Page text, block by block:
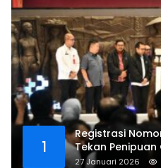
1
Registrasi
Tekan Penipuan
27 Januari 2026